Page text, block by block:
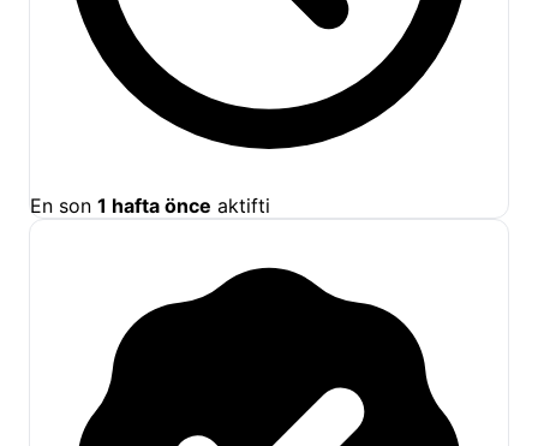
En son 1 hafta önce aktifti